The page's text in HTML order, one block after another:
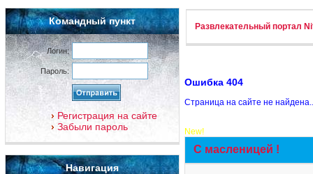
Командный пункт
Логин:
Пароль:
Регистрация на сайте
Забыли пароль
Навигация
Развлекательный портал
Ошибка 404
Страница на сайте не
New!
С масленицей !